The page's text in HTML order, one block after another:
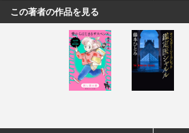
この著者の作品を見る